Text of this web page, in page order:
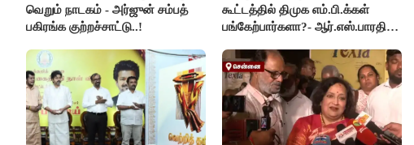
வெறும் நாடகம் - அர்ஜுன் சம்பத்
பகிரங்க குற்றச்சாட்டு..!
கூட்டத்தில் திமுக எம்.பி.க்கள்
பங்கேற்பார்களா?- ஆர்.எஸ்.பாரதி